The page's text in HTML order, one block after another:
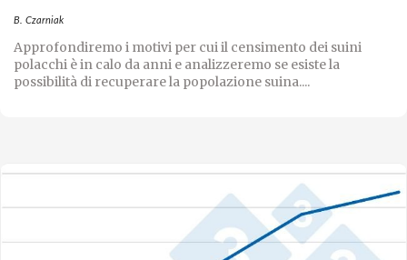
B. Czarniak
Approfondiremo i motivi per cui il censimento dei suini
polacchi è in calo da anni e analizzeremo se esiste la
possibilità di recuperare la popolazione suina....